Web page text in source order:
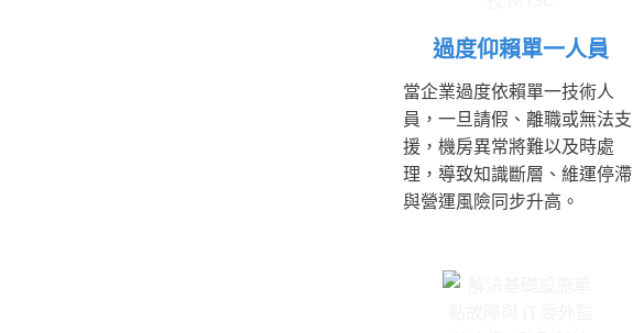
過度仰賴單一人員
當企業過度依賴單一技術人
員，一旦請假、離職或無法支
援，機房異常將難以及時處
理，導致知識斷層、維運停滯
與營運風險同步升高。